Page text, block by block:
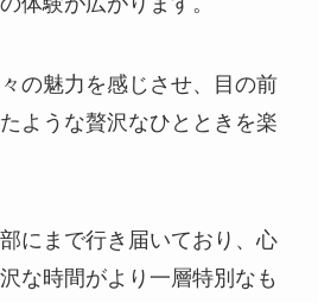
の魅力を感じさせ、目の前
ような贅沢なひとときを楽
にまで行き届いており、心
な時間がより一層特別なも